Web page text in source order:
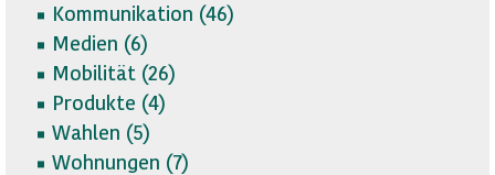
Kommunikation (46)
Medien (6)
Mobilität (26)
Produkte (4)
Wahlen (5)
Wohnungen (7)